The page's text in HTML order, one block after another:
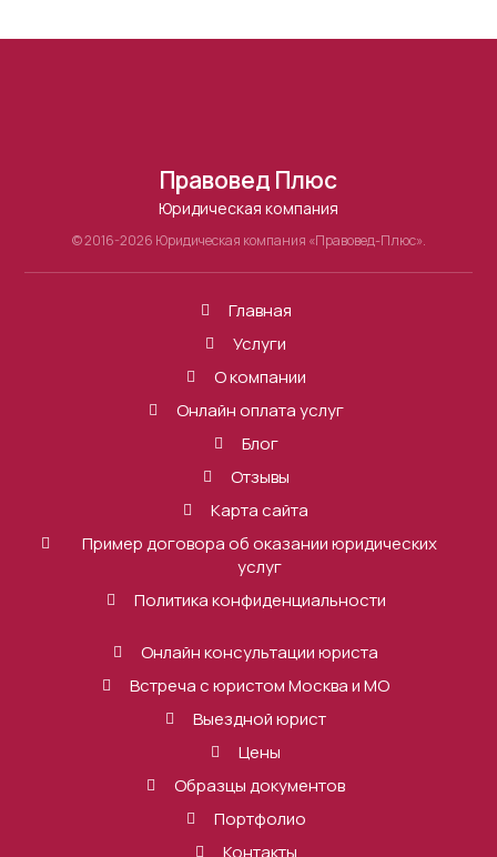
Правовед Плюс
Юридическая компания
© 2016-2026 Юридическая компания «Правовед-Плюс».
Главная
Услуги
О компании
Онлайн оплата услуг
Блог
Отзывы
Карта сайта
Пример договора об оказании юридических
услуг
Политика конфиденциальности
Онлайн консультации юриста
Встреча с юристом Москва и МО
Выездной юрист
Цены
Образцы документов
Портфолио
Контакты